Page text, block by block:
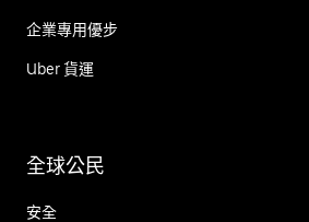
企業專用優步
Uber 貨運
全球公民
安全